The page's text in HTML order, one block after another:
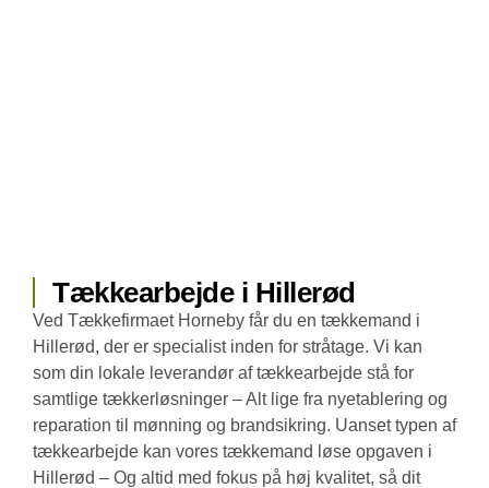
Tækkearbejde i Hillerød
Ved Tækkefirmaet Horneby får du en tækkemand i
Hillerød, der er specialist inden for stråtage. Vi kan
som din lokale leverandør af tækkearbejde stå for
samtlige tækkerløsninger – Alt lige fra nyetablering og
reparation til mønning og brandsikring. Uanset typen af
tækkearbejde kan vores tækkemand løse opgaven i
Hillerød – Og altid med fokus på høj kvalitet, så dit